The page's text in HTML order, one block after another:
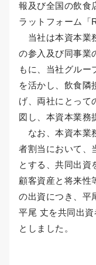
報及び全国の飲食
ラットフォーム「
当社は本資本業
の参入及び同事業
もに、当社グルー
を活かし、飲食隣
げ、両社にとって
図し、本資本業務
なお、本資本業
者割当において、
とする、共同出資
顧客資産と将来性
の出資につき、平
平尾 丈を共同出
としました。